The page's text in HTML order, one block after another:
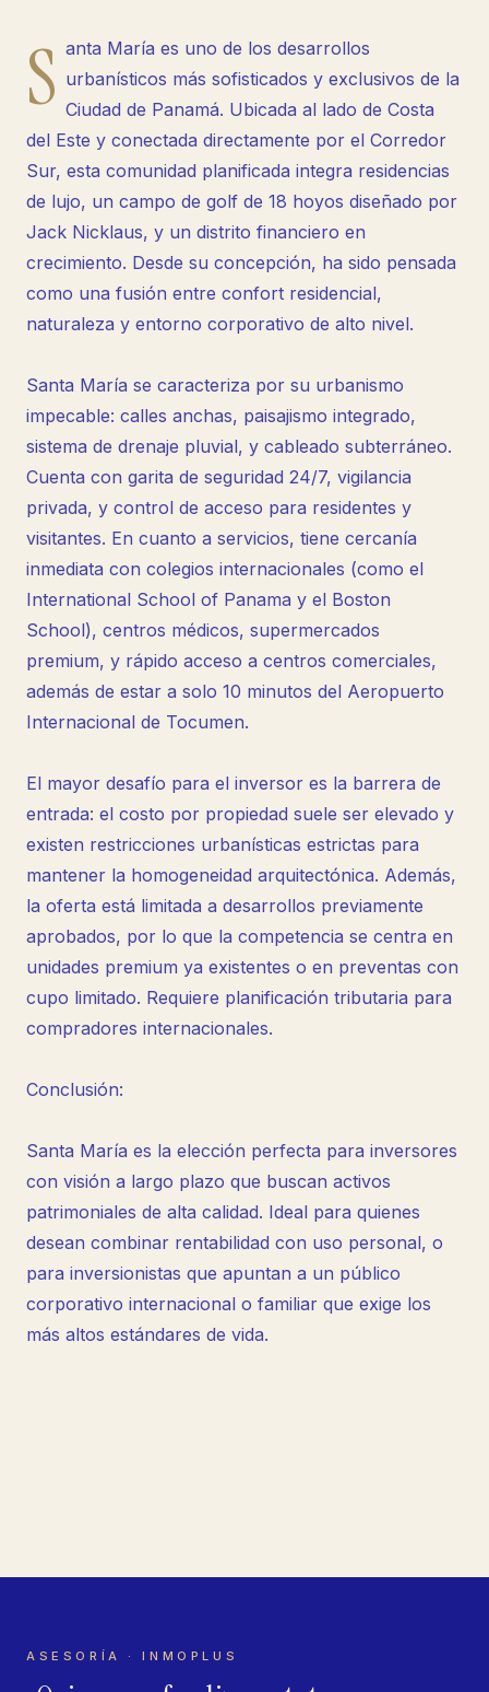
S anta María es uno de los desarrollos
urbanísticos más sofisticados y exclusivos de la
Ciudad de Panamá. Ubicada al lado de Costa
del Este y conectada directamente por el Corredor
Sur, esta comunidad planificada integra residencias
de lujo, un campo de golf de 18 hoyos diseñado por
Jack Nicklaus, y un distrito financiero en
crecimiento. Desde su concepción, ha sido pensada
como una fusión entre confort residencial,
naturaleza y entorno corporativo de alto nivel.
Santa María se caracteriza por su urbanismo
impecable: calles anchas, paisajismo integrado,
sistema de drenaje pluvial, y cableado subterráneo.
Cuenta con garita de seguridad 24/7, vigilancia
privada, y control de acceso para residentes y
visitantes. En cuanto a servicios, tiene cercanía
inmediata con colegios internacionales (como el
International School of Panama y el Boston
School), centros médicos, supermercados
premium, y rápido acceso a centros comerciales,
además de estar a solo 10 minutos del Aeropuerto
Internacional de Tocumen.
El mayor desafío para el inversor es la barrera de
entrada: el costo por propiedad suele ser elevado y
existen restricciones urbanísticas estrictas para
mantener la homogeneidad arquitectónica. Además,
la oferta está limitada a desarrollos previamente
aprobados, por lo que la competencia se centra en
unidades premium ya existentes o en preventas con
cupo limitado. Requiere planificación tributaria para
compradores internacionales.
Conclusión:
Santa María es la elección perfecta para inversores
con visión a largo plazo que buscan activos
patrimoniales de alta calidad. Ideal para quienes
desean combinar rentabilidad con uso personal, o
para inversionistas que apuntan a un público
corporativo internacional o familiar que exige los
más altos estándares de vida.
ASESORÍA · INMOPLUS